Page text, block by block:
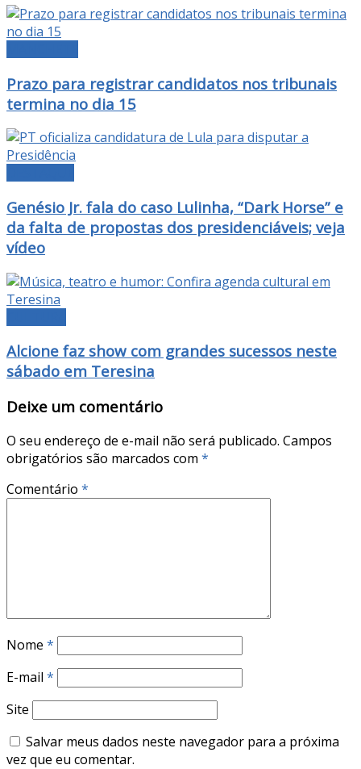
Prazo para registrar candidatos nos tribunais
termina no dia 15
Genésio Jr. fala do caso Lulinha, “Dark Horse” e
da falta de propostas dos presidenciáveis; veja
vídeo
Alcione faz show com grandes sucessos neste
sábado em Teresina
Deixe um comentário
O seu endereço de e-mail não será publicado. Campos
obrigatórios são marcados com *
Comentário *
Nome *
E-mail *
Site
Salvar meus dados neste navegador para a próxima
vez que eu comentar.